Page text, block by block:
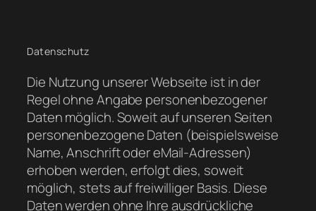
Datenschutz
Die Nutzung unserer Webseite ist in der
Regel ohne Angabe personenbezogener
Daten möglich. Soweit auf unseren Seiten
personenbezogene Daten (beispielsweise
Name, Anschrift oder eMail-Adressen)
erhoben werden, erfolgt dies, soweit
möglich, stets auf freiwilliger Basis. Diese
Daten werden ohne Ihre ausdrückliche